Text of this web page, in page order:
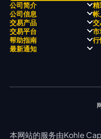
公司简介
关于
关于 KCM Group
三大优势
奖项和成就
精
职
全
公司信息
经营理念
公开信息与风险披露
公司新闻
视频库
帐
账
交易产品
Forex
贵金属
能源
交
交易平台
MetaTrader 4
MetaTrader 5
市
帮助指南 行
最新通知
本网站的服务由Kohle